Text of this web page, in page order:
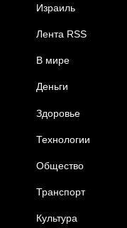
Израиль
Лента RSS
В мире
Деньги
Здоровье
Технологии
Общество
Транспорт
Культура